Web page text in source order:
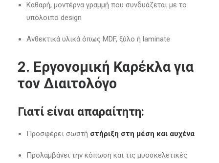
Καθαρή, μοντέρνα γραμμή που συνδυάζεται με το
υπόλοιπο design
Ανθεκτικά υλικά όπως MDF, ξύλο ή laminate
2. Εργονομική Καρέκλα για
τον Διαιτολόγο
Γιατί είναι απαραίτητη:
Προσφέρει σωστή στήριξη στη μέση και αυχένα
Προλαμβάνει την κόπωση και τις μυοσκελετικές